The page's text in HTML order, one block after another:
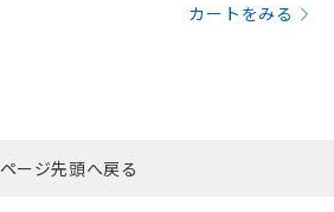
カートをみる
ページ先頭へ戻る